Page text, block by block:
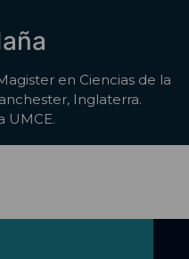
en Ciencias de la
Inglaterra.
UMCE.